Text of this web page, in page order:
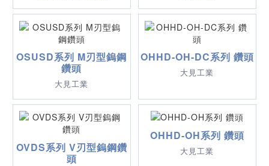
OSUSD系列 M刃型鎢鋼
鑽頭
大見工業
OHHD-OH-DC系列 鑽頭
大見工業
OVDS系列 V刃型鎢鋼鑽
頭
OHHD-OH系列 鑽頭
大見工業